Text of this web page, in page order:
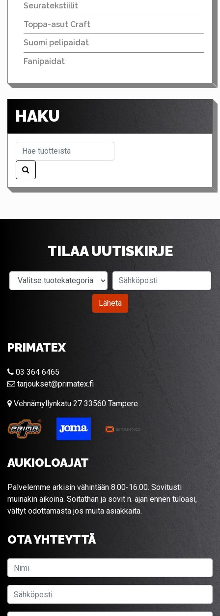
Seuratekstiilit
Toppa-asut Craft
Suomi pelipaidat
Fanipaidat
HAKU
TILAA UUTISKIRJE
Valitse tuotekategoria
Lähetä
PRIMATEX
03 364 6465
tarjoukset@primatex.fi
Vehnämyllynkatu 27 33560 Tampere
AUKIOLOAJAT
Palvelemme arkisin vähintään 8.00-16.00. Sovitusti
muinakin aikoina. Soitathan ja sovit n. ajan ennen tuloasi,
vältyt odottamasta jos muita asiakkaita.
OTA YHTEYTTÄ